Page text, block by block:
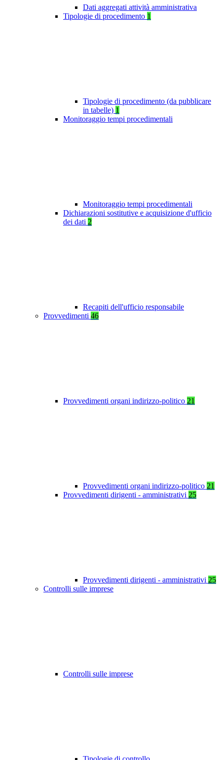
Dati aggregati attività amministrativa
Tipologie di procedimento 1
Tipologie di procedimento (da pubblicare
in tabelle) 1
Monitoraggio tempi procedimentali
Monitoraggio tempi procedimentali
Dichiarazioni sostitutive e acquisizione d'ufficio
dei dati 2
Recapiti dell'ufficio responsabile
Provvedimenti 46
Provvedimenti organi indirizzo-politico 21
Provvedimenti organi indirizzo-politico 21
Provvedimenti dirigenti - amministrativi 25
Provvedimenti dirigenti - amministrativi 25
Controlli sulle imprese
Controlli sulle imprese